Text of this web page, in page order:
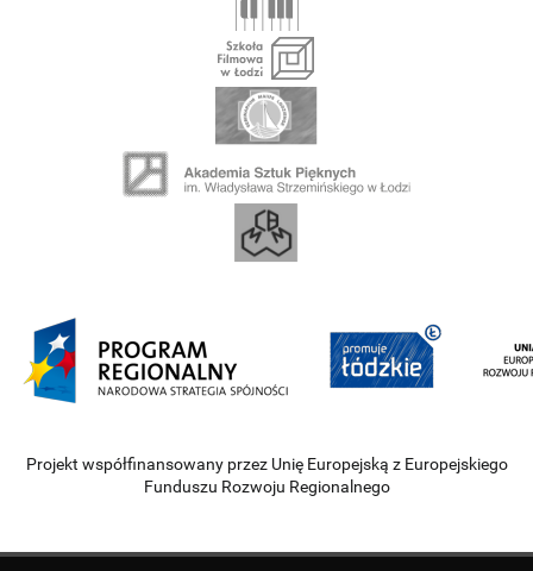
Projekt współfinansowany przez Unię Europejską z Europejskiego
Funduszu Rozwoju Regionalnego